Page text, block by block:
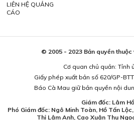
LIÊN HỆ QUẢNG
CÁO
© 2005 - 2023 Bản quyền thuộc
Cơ quan chủ quản: Tỉnh
Giấy phép xuất bản số 620/GP-
Báo Cà Mau giữ bản quyền nội
Giám đốc: Lâm
Phó Giám đốc: Ngô Minh Toàn, Hồ Tấn
Thị Lâm Anh, Cao Xuân Thu